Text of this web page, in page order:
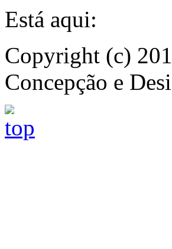
Está aqui:
Copyright (c)
Concepção e